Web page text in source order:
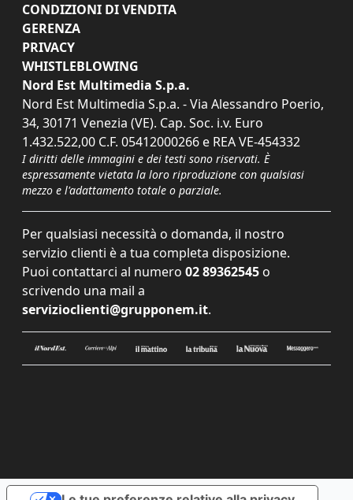
CONDIZIONI DI VENDITA
GERENZA
PRIVACY
WHISTLEBLOWING
Nord Est Multimedia S.p.a.
Nord Est Multimedia S.p.a. - Via Alessandro Poerio,
34, 30171 Venezia (VE). Cap. Soc. i.v. Euro
1.432.522,00 C.F. 05412000266 e REA VE-454332
I diritti delle immagini e dei testi sono riservati. È
espressamente vietata la loro riproduzione con qualsiasi
mezzo e l'adattamento totale o parziale.
Per qualsiasi necessità o domanda, il nostro
servizio clienti è a tua completa disposizione.
Puoi contattarci al numero 02 89362545 o
scrivendo una mail a
servizioclienti@grupponem.it.